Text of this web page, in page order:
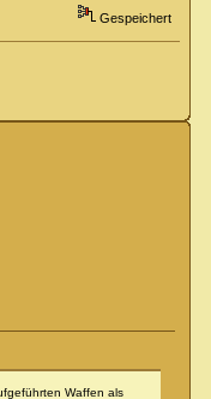
Gespeichert
Waffen als